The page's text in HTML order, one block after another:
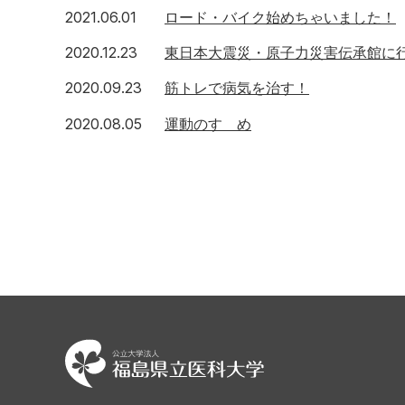
2021.06.01
ロード・バイク始めちゃいました！
2020.12.23
東日本大震災・原子力災害伝承館に
2020.09.23
筋トレで病気を治す！
2020.08.05
運動のすゝめ